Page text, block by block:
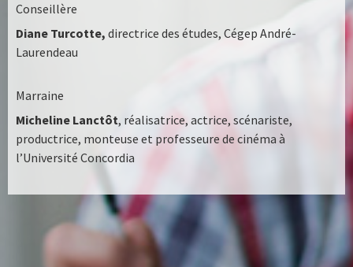
Conseillère
Diane Turcotte, directrice des études, Cégep André-
Laurendeau
Marraine
Micheline Lanctôt, réalisatrice, actrice, scénariste,
productrice, monteuse et professeure de cinéma à
l’Université Concordia